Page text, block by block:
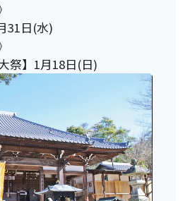
31日(水)
祭】1月18日(日)